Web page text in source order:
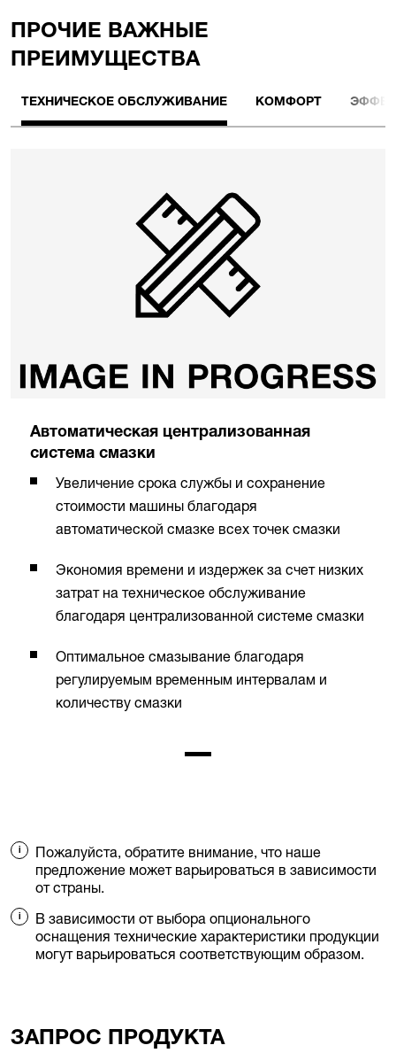
ПРОЧИЕ BАЖНЫЕ
ПРЕИМУЩЕСТВА
ТЕХНИЧЕСКОЕ ОБСЛУЖИВАНИЕ КОМФОРТ
Автоматическая централизованная
система смазки
Увеличение срока службы и сохранение
стоимости машины благодаря
автоматической смазке всех точек смазки
Экономия времени и издержек за счет низких
затрат на техническое обслуживание
благодаря централизованной системе смазки
Оптимальное смазывание благодаря
регулируемым временным интервалам и
количеству смазки
Пожалуйста, обратите внимание, что наше
предложение может варьироваться в зависимости
от страны.
В зависимости от выбора опционального
оснащения технические характеристики продукции
могут варьироваться соответствующим образом.
ЗАПРОС ПРОДУКТА